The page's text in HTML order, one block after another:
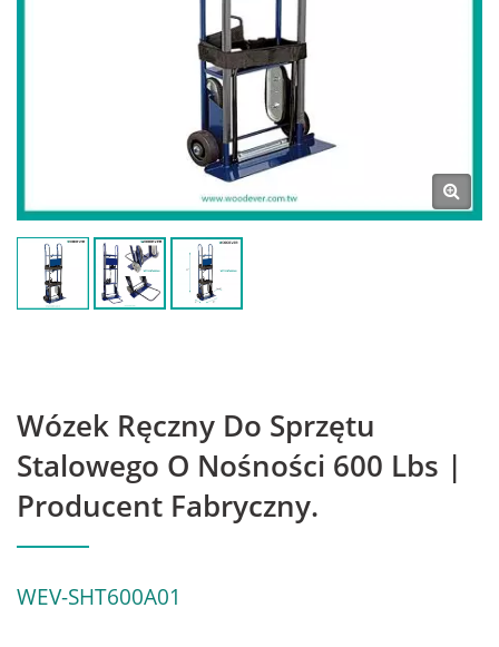
Wózek Ręczny Do Sprzętu
Stalowego O Nośności 600 Lbs |
Producent Fabryczny.
WEV-SHT600A01